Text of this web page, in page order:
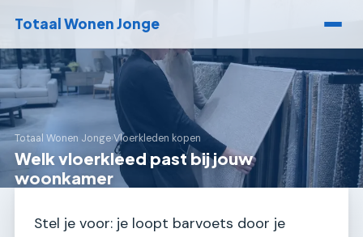
Totaal Wonen Jonge
Totaal Wonen Jonge›Vloerkleden kopen
Welk vloerkleed past bij jouw
woonkamer
Stel je voor: je loopt barvoets door je